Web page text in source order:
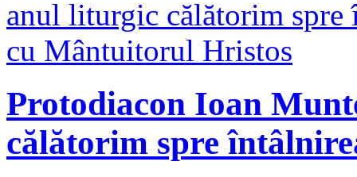
Protodiacon Ioan
călătorim spre